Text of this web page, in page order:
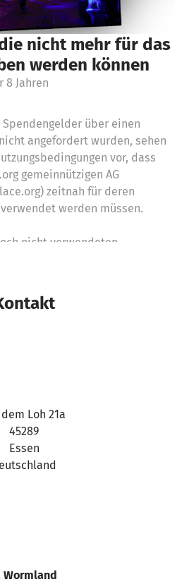
nicht mehr für das
werden können
8 Jahren
über einen
angefordert wurden, sehen
vor, dass
gemeinnützigen AG
zeitnah für deren
werden müssen.
nicht verwendeten
Loh 21a
45289
Essen
Wormland